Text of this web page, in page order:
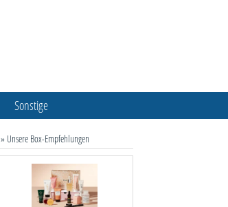
Sonstige
» Unsere Box-Empfehlungen